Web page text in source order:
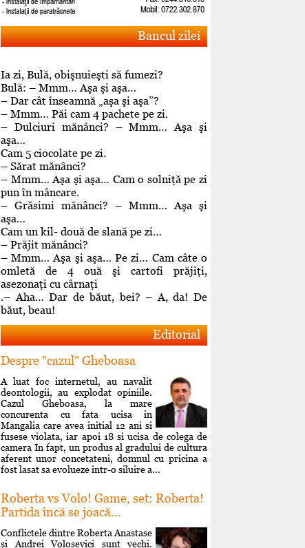
Bancul zilei
Ia zi, Bulă, obişnuieşti să fumezi?
Bulă: – Mmm… Aşa şi aşa…
– Dar cât înseamnă „aşa şi aşa”?
– Mmm… Păi cam 4 pachete pe zi.
– Dulciuri mănânci? – Mmm… Aşa şi
aşa…
Cam 5 ciocolate pe zi.
– Sărat mănânci?
– Mmm… Aşa şi aşa… Cam o solniţă pe zi
pun în mâncare.
– Grăsimi mănânci? – Mmm… Aşa şi
aşa…
Cam un kil- două de slană pe zi…
– Prăjit mănânci?
– Mmm… Aşa şi aşa… Pe zi… Cam câte o
omletă de 4 ouă şi cartofi prăjiţi,
asezonaţi cu cârnaţi
.– Aha… Dar de băut, bei? – A, da! De
băut, beau!
Editorial
Despre "cazul" Gheboasa
A luat foc internetul, au navalit
deontologii, au explodat opiniile.
Cazul Gheboasa, la mare
concurenta cu fata ucisa in
Mangalia care avea initial 12 ani si
fusese violata, iar apoi 18 si ucisa de colega de
camera In fapt, un produs al gradului de cultura
aferent unor concetateni, domnul cu pricina a
fost lasat sa evolueze intr-o siluire a...
Roberta vs Volo! Game, set: Roberta!
Partida încă se joacă...
Conflictele dintre Roberta Anastase
şi Andrei Volosevici sunt vechi.